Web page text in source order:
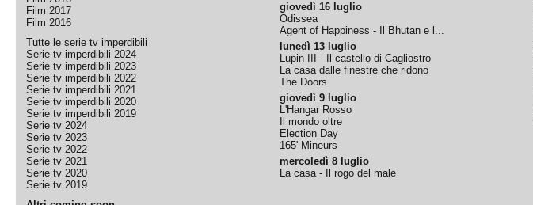
Film 2017
Film 2016
Tutte le serie tv imperdibili
Serie tv imperdibili 2024
Serie tv imperdibili 2023
Serie tv imperdibili 2022
Serie tv imperdibili 2021
Serie tv imperdibili 2020
Serie tv imperdibili 2019
Serie tv 2024
Serie tv 2023
Serie tv 2022
Serie tv 2021
Serie tv 2020
Serie tv 2019
giovedì 16 luglio
Odissea
Agent of Happiness - Il Bhutan e l...
lunedì 13 luglio
Lupin III - Il castello di Cagliostro
La casa dalle finestre che ridono
The Doors
giovedì 9 luglio
L'Hangar Rosso
Il mondo oltre
Election Day
165' Mineurs
mercoledì 8 luglio
La casa - Il rogo del male